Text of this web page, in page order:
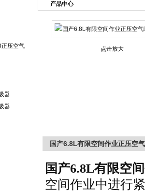
压空气
器
器
产品中心
点击放大
国产6.8L有限空间作业正压空
国产6.8L有限空
空间作业中进行